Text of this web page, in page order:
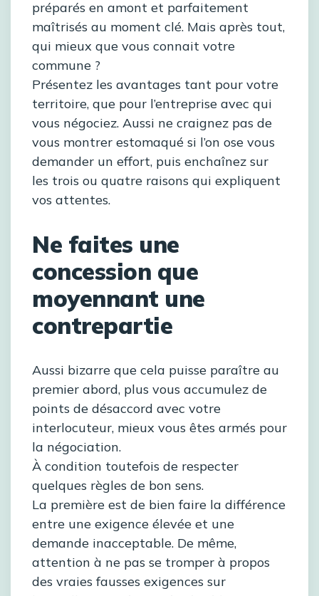
préparés en amont et parfaitement
maîtrisés au moment clé. Mais après tout,
qui mieux que vous connait votre
commune ?
Présentez les avantages tant pour votre
territoire, que pour l’entreprise avec qui
vous négociez. Aussi ne craignez pas de
vous montrer estomaqué si l’on ose vous
demander un effort, puis enchaînez sur
les trois ou quatre raisons qui expliquent
vos attentes.
Ne faites une
concession que
moyennant une
contrepartie
Aussi bizarre que cela puisse paraître au
premier abord, plus vous accumulez de
points de désaccord avec votre
interlocuteur, mieux vous êtes armés pour
la négociation.
À condition toutefois de respecter
quelques règles de bon sens.
La première est de bien faire la différence
entre une exigence élevée et une
demande inacceptable. De même,
attention à ne pas se tromper à propos
des vraies fausses exigences sur